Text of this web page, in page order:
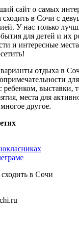
сайт о самых
в Сочи с
У нас только
для детей и их
и интересные
отдыха в
ребенком, выставки,
места для
другое.
в Сочи